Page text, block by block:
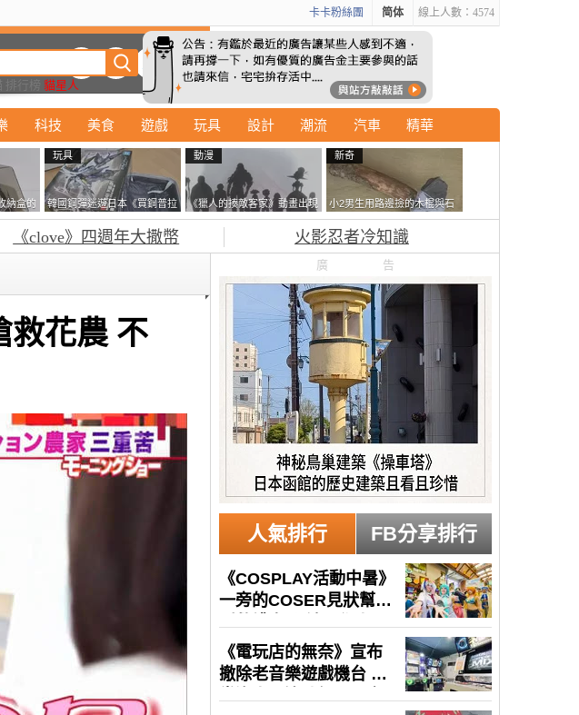
線上人數：4574
简体
卡卡粉絲團
貓星人
科技 美食 遊戲 玩具 設計 潮流 汽車 精華
納盒的
整盒拿
玩具
韓國鋼彈迷遊日本《買鋼普拉
塞不進行李箱》網友們集思廣
益提供解方了……
動漫
《獵人的揍敵客家》動畫出現
的這個剪影是誰？你是不是忘
新奇
小2男生用路邊撿的木棍與石
頭做成了《石斧》馬麻打開書
包嚇一跳怎麼會有這種東
西！？
《clove》四週年大撒幣 火影忍者冷知識
救花農 不
廣告
人氣排行 FB分享排行